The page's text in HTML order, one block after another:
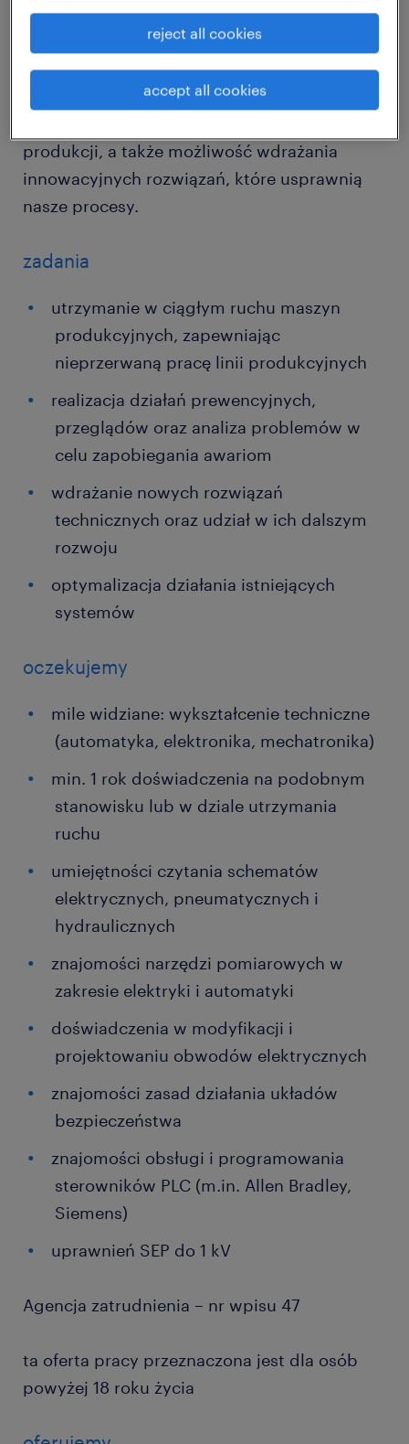
pracować z nowoczesnymi technologiami?
Szukamy kogoś takiego jak Ty!
Jako Automatyk w dziale Utrzymania Ruchu
produkcji, a także możliwość wdrażania
innowacyjnych rozwiązań, które usprawnią
nasze procesy.
zadania
utrzymanie w ciągłym ruchu maszyn
produkcyjnych, zapewniając
nieprzerwaną pracę linii produkcyjnych
realizacja działań prewencyjnych,
przeglądów oraz analiza problemów w
celu zapobiegania awariom
wdrażanie nowych rozwiązań
technicznych oraz udział w ich dalszym
rozwoju
optymalizacja działania istniejących
systemów
oczekujemy
mile widziane: wykształcenie techniczne
(automatyka, elektronika, mechatronika)
min. 1 rok doświadczenia na podobnym
stanowisku lub w dziale utrzymania
ruchu
umiejętności czytania schematów
elektrycznych, pneumatycznych i
hydraulicznych
znajomości narzędzi pomiarowych w
zakresie elektryki i automatyki
doświadczenia w modyfikacji i
projektowaniu obwodów elektrycznych
znajomości zasad działania układów
bezpieczeństwa
znajomości obsługi i programowania
sterowników PLC (m.in. Allen Bradley,
Siemens)
uprawnień SEP do 1 kV
Agencja zatrudnienia – nr wpisu 47
ta oferta pracy przeznaczona jest dla osób
powyżej 18 roku życia
accept all cookies
reject all cookies